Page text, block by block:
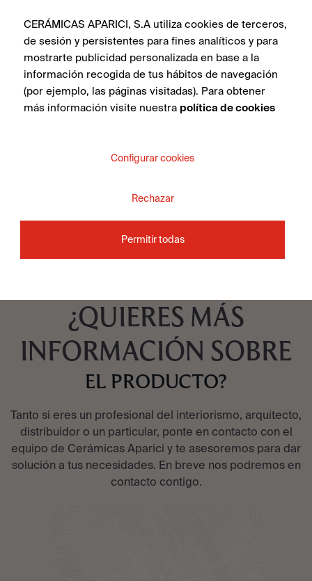
¿QUIERES MÁS
INFORMACIÓN SOBRE
EL PRODUCTO?
Tanto si eres un profesional del interiorismo, arquitecto,
distribuidor o un particular, ponte en contacto con el
equipo de Cerámicas Aparici y te asesoremos para dar
solución a tus necesidades. En breve nos podremos en
contacto contigo.
CERÁMICAS APARICI, S.A utiliza cookies de terceros,
de sesión y persistentes para fines analíticos y para
mostrarte publicidad personalizada en base a la
información recogida de tus hábitos de navegación
(por ejemplo, las páginas visitadas). Para obtener
más información visite nuestra política de cookies
Configurar cookies
Rechazar
Permitir todas